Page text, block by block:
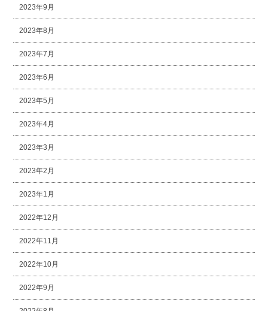
2023年9月
2023年8月
2023年7月
2023年6月
2023年5月
2023年4月
2023年3月
2023年2月
2023年1月
2022年12月
2022年11月
2022年10月
2022年9月